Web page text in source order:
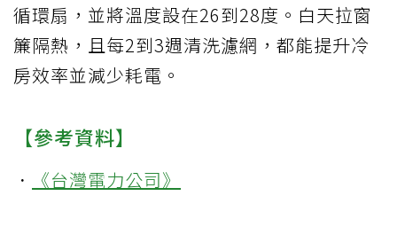
循環扇，並將溫度設在26到28度。白天拉窗
簾隔熱，且每2到3週清洗濾網，都能提升冷
房效率並減少耗電。
【參考資料】
． 《台灣電力公司》